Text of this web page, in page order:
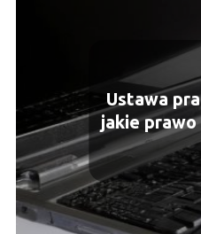
Ustawa
jakie
przy